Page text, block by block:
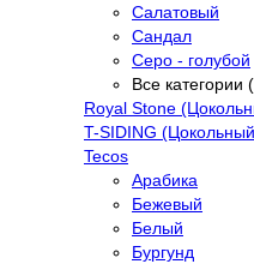
Салатовый
Сандал
Серо - голубой
Все категории
Royal Stone
T-SIDING
Tecos
Арабика
Бежевый
Белый
Бургунд